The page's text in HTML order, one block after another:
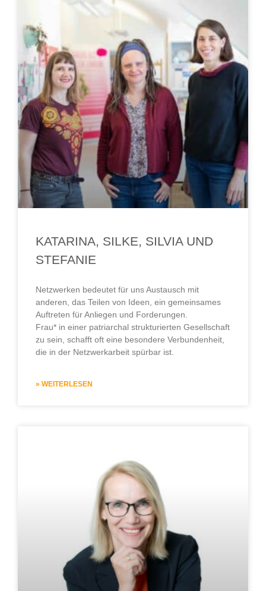
KATARINA, SILKE, SILVIA UND
STEFANIE
Netzwerken bedeutet für uns Austausch mit
anderen, das Teilen von Ideen, ein gemeinsames
Auftreten für Anliegen und Forderungen.
Frau* in einer patriarchal strukturierten Gesellschaft
zu sein, schafft oft eine besondere Verbundenheit,
die in der Netzwerkarbeit spürbar ist.
» WEITERLESEN